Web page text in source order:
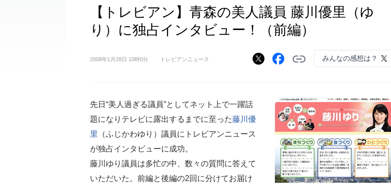
【トレビアン】青森の美人議員 藤川優里（ゆ
り）に独占インタビュー！（前編）
2008年1月28日 10時0分 トレビアンニュース みんなの感想は？
先日“美人過ぎる議員”としてネット上で一躍話
題になりテレビに露出するまでに至った藤川優
里
（ふじかわゆり）議員にトレビアンニュース
が独占インタビューに成功。
藤川ゆり議員は多忙の中、数々の質問に答えて
いただいた。前編と後編の2回に分けてお届け